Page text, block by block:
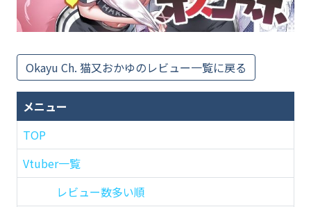
Okayu Ch. 猫又おかゆのレビュー一覧に戻る
メニュー
TOP
Vtuber一覧
レビュー数多い順